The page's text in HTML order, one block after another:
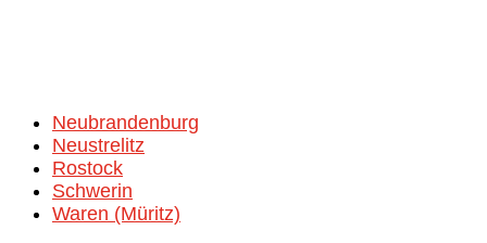
Neubrandenburg
Neustrelitz
Rostock
Schwerin
Waren (Müritz)